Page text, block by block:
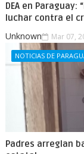
DEA en
luchar contra el
Unknown Mar 07,
NOTICIAS DE
Padres arreglan